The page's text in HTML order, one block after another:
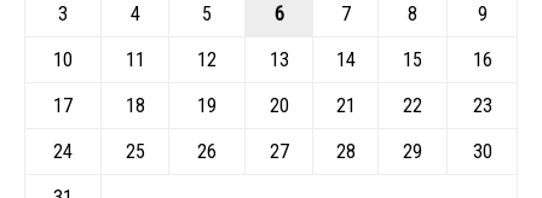
3
4 5 6 7 8
9
10
11 12 13 14 15
16
17
18 19 20 21 22
23
24
25 26 27 28 29
30